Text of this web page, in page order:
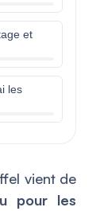
et
les
vient de
pour les